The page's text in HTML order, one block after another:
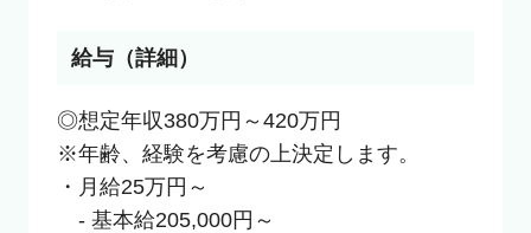
給与（詳細）
◎想定年収380万円～420万円
※年齢、経験を考慮の上決定します。
・月給25万円～
- 基本給205,000円～